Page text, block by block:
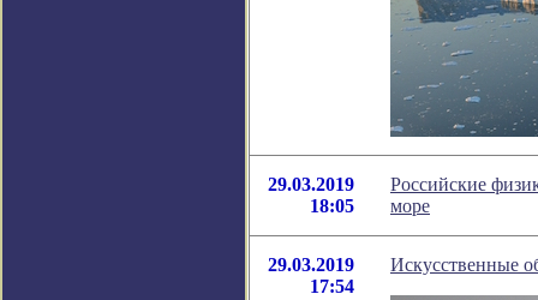
29.03.2019
18:05
Российские
море
29.03.2019
17:54
Искусственные